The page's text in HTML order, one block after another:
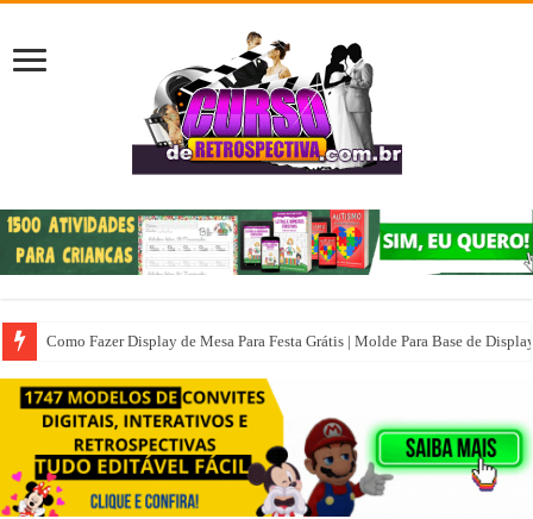
Como Fazer Display de Mesa Para Festa Grátis | Molde Para Base de